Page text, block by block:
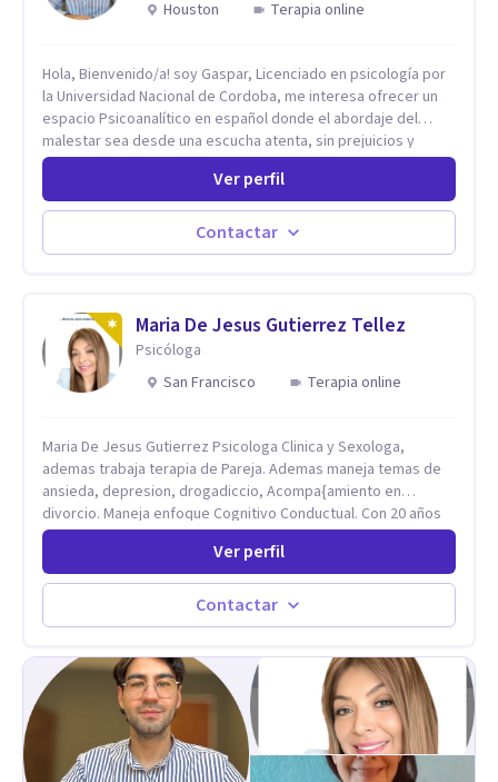
Houston Terapia online
Hola, Bienvenido/a! soy Gaspar, Licenciado en psicología por
la Universidad Nacional de Cordoba, me interesa ofrecer un
espacio Psicoanalítico en español donde el abordaje del
malestar sea desde una escucha atenta, sin prejuicios y
rescatando lo singular de cada caso, sin caer en etiquetas.
Considero que todas las personas en algún momento pueden
sufrir y cada una por cuestiones particulares, es en mi
espacio donde se le dará un lugar a esas cuestiones
singulares de cada uno, para luego generar cambios. Soy una
investigo. Siempre en la búsqueda de ser un mejor
profesional.
Ver perfil
Contactar
Maria De Jesus Gutierrez Tellez
Psicóloga
San Francisco
Terapia online
Maria De Jesus Gutierrez Psicologa Clinica y Sexologa,
ademas trabaja terapia de Pareja. Ademas maneja temas de
ansieda, depresion, drogadiccio, Acompa{amiento en
divorcio. Maneja enfoque Cognitivo Conductual. Con 20 años
de experiencia, constantemente capacitandose en las
diferntes areas de la Salud Mental.
Ver perfil
Contactar